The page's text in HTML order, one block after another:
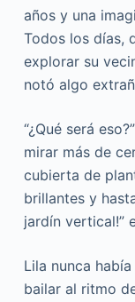
años y una
Todos los días,
explorar su
notó algo
“¿Qué será
mirar más de
cubierta de
brillantes y
jardín vertical!”
Lila nunca
bailar al ritmo